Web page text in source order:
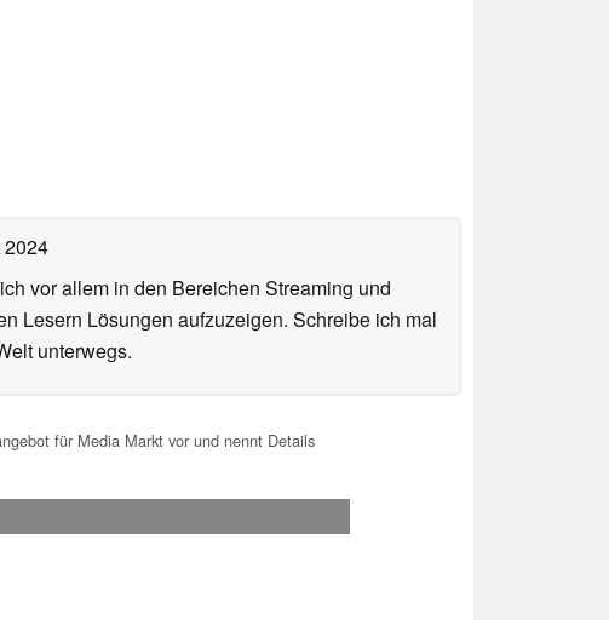
2024
vor allem in den Bereichen Streaming und
Lesern Lösungen aufzuzeigen. Schreibe ich mal
unterwegs.
für Media Markt vor und nennt Details